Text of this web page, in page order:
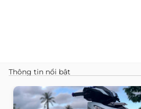
Thông tin nổi bật